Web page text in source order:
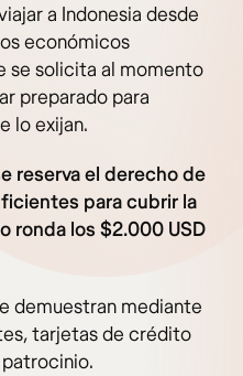
a Indonesia desde
económicos
se solicita al momento
preparado para
lo exijan.
reserva el derecho de
para cubrir la
ronda los $2.000 USD
demuestran mediante
tarjetas de crédito